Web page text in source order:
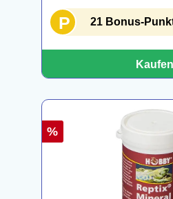
P 21 Bonus-
Kaufen
%